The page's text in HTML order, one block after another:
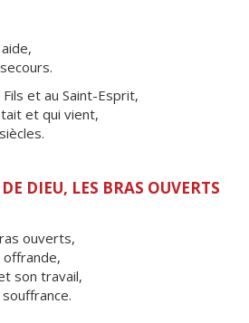
et au Saint-Esprit,
et qui vient,
DIEU, LES BRAS OUVERTS
ouverts,
offrande,
son travail,